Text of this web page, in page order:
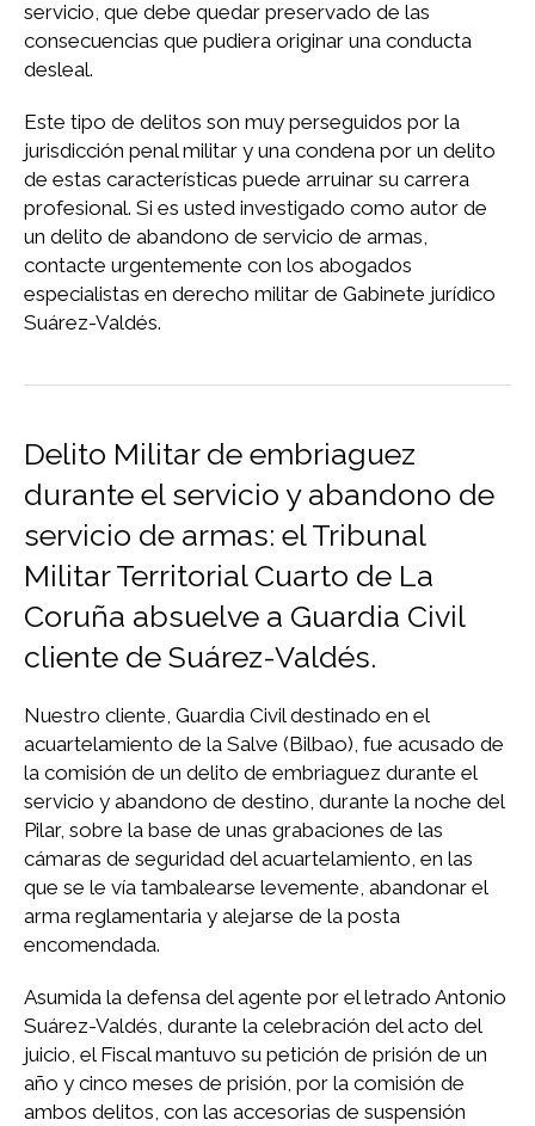
servicio, que debe quedar preservado de las
consecuencias que pudiera originar una conducta
desleal.
Este tipo de delitos son muy perseguidos por la
jurisdicción penal militar y una condena por un delito
de estas características puede arruinar su carrera
profesional. Si es usted investigado como autor de
un delito de abandono de servicio de armas,
contacte urgentemente con los abogados
especialistas en derecho militar de Gabinete jurídico
Suárez-Valdés.
Delito Militar de embriaguez
durante el servicio y abandono de
servicio de armas: el Tribunal
Militar Territorial Cuarto de La
Coruña absuelve a Guardia Civil
cliente de Suárez-Valdés.
Nuestro cliente, Guardia Civil destinado en el
acuartelamiento de la Salve (Bilbao), fue acusado de
la comisión de un delito de embriaguez durante el
servicio y abandono de destino, durante la noche del
Pilar, sobre la base de unas grabaciones de las
cámaras de seguridad del acuartelamiento, en las
que se le vía tambalearse levemente, abandonar el
arma reglamentaria y alejarse de la posta
encomendada.
Asumida la defensa del agente por el letrado Antonio
Suárez-Valdés, durante la celebración del acto del
juicio, el Fiscal mantuvo su petición de prisión de un
año y cinco meses de prisión, por la comisión de
ambos delitos, con las accesorias de suspensión